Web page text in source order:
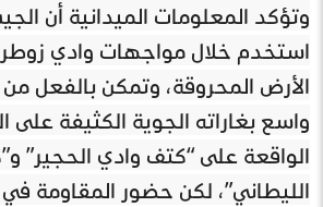
وتؤكد المعلومات الميدانية أن
استخدم خلال مواجهات وادي زوطر
الأرض المحروقة، وتمكن بالفعل
واسع بغاراته الجوية الكثيفة على
الواقعة على “كتف وادي الحجير”
الليطاني”، لكن حضور المقاومة في